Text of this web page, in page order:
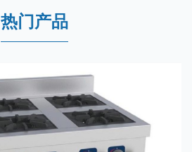
热门产品